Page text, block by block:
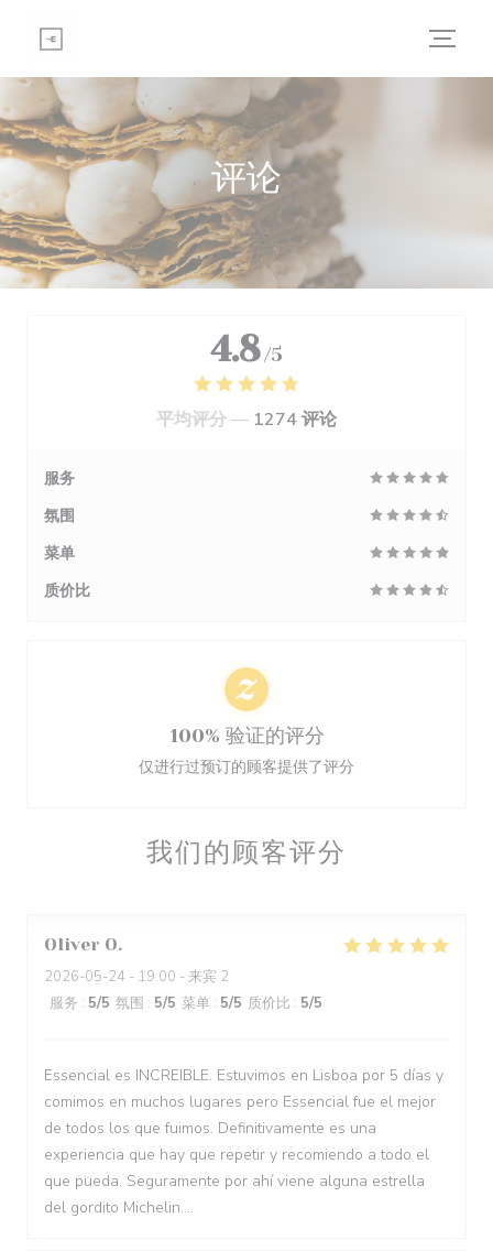
评论
我们的顾客评分
Oliver O
2026-05-24 - 19:00 - 来宾 2
服务 : 5/5 氛围 : 5/5 菜单 : 5/5 质价比 : 5/5
Essencial es INCREIBLE. Estuvimos en Lisboa por 5 días y
comimos en muchos lugares pero Essencial fue el mejor
de todos los que fuimos. Definitivamente es una
experiencia que hay que repetir y recomiendo a todo el
que pueda. Seguramente por ahí viene alguna estrella
del gordito Michelin....
4.8 /5
平均评分 — 1274 评论
服务
氛围
菜单
质价比
100% 验证的评分
仅进行过预订的顾客提供了评分